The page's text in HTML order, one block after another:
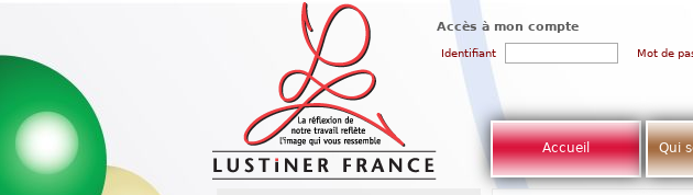
Accès à mon compte
Identifiant Mot de
Accueil Qui